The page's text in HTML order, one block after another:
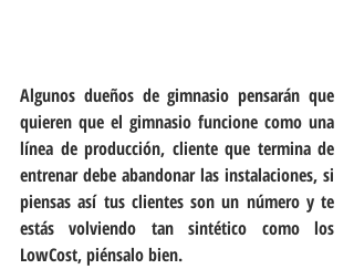
Algunos dueños de gimnasio pensarán que
quieren que el gimnasio funcione como una
línea de producción, cliente que termina de
entrenar debe abandonar las instalaciones, si
piensas así tus clientes son un número y te
estás volviendo tan sintético como los
LowCost, piénsalo bien.